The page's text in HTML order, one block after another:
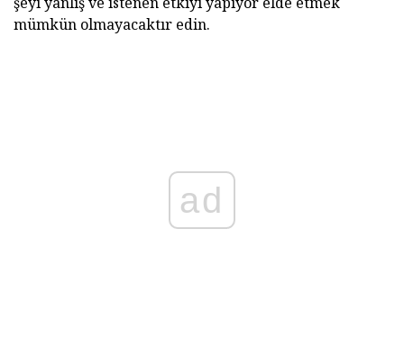
mümkün olmayacaktır edin.
ad